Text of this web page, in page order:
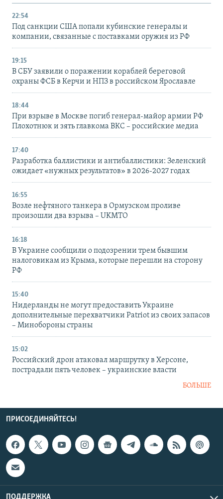
22:54
Под санкции США попали кубинские генералы и
компании, связанные с поставками оружия из РФ
19:15
В СБУ заявили о поражении кораблей береговой
охраны ФСБ в Керчи и НПЗ в российском Ярославле
18:44
При взрыве в Москве погиб генерал-майор армии РФ
Плохотнюк и зять главкома ВКС – российские медиа
17:40
Разработка баллистики и антибаллистики: Зеленский
ожидает «нужных результатов» в 2026-2027 годах
16:55
Возле нефтяного танкера в Ормузском проливе
произошли два взрыва – UKMTO
16:18
В Украине сообщили о подозрении трем бывшим
налоговикам из Крыма, которые перешли на сторону
РФ
15:40
Нидерланды не могут предоставить Украине
дополнительные перехватчики Patriot из своих запасов
– Минобороны страны
15:02
Российский дрон атаковал маршрутку в Херсоне,
пострадали пять человек – украинские власти
БОЛЬШЕ
ПРИСОЕДИНЯЙТЕСЬ!
ПОДДЕРЖКА